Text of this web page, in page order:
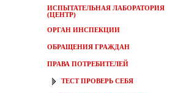
ИСПЫТАТЕЛЬНАЯ ЛАБОРАТОРИЯ
(ЦЕНТР)
ОРГАН ИНСПЕКЦИИ
ОБРАЩЕНИЯ ГРАЖДАН
ПРАВА ПОТРЕБИТЕЛЕЙ
ТЕСТ ПРОВЕРЬ СЕБЯ